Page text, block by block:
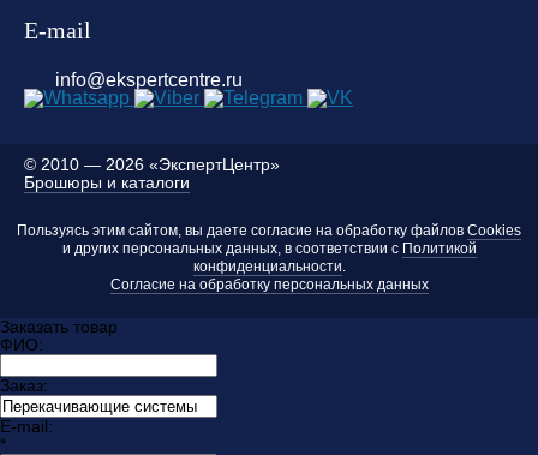
E-mail
info@ekspertcentre.ru
© 2010 — 2026 «ЭкспертЦентр»
Брошюры и каталоги
Пользуясь этим сайтом, вы даете согласие на обработку файлов Cookies
и других персональных данных, в соответствии с Политикой
конфиденциальности.
Согласие на обработку персональных данных
Заказать товар
ФИО:
Заказ:
E-mail:
*